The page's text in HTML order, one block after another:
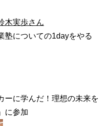
木実歩さん
についての1dayをやる
に学んだ！理想の未来を
に参加